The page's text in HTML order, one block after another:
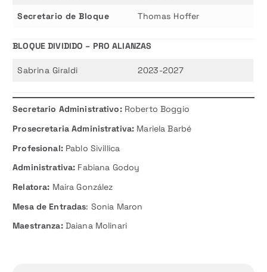
Secretario de Bloque Thomas Hoffer
BLOQUE DIVIDIDO – PRO ALIANZAS
Sabrina Giraldi 2023-2027
Secretario Administrativo: Roberto Boggio
Prosecretaria Administrativa: Mariela Barbé
Profesional:Pablo Sivillica
Administrativa: Fabiana Godoy
Relatora: Maira González
Mesa de Entradas: Sonia Maron
Maestranza: Daiana Molinari